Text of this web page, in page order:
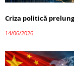
Criza politică
14/06/2026